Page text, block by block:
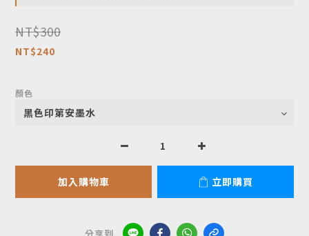
NT$300
NT$240
顏色
加入購物車 立即購買